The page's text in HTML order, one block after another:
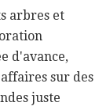
arbres et
d'avance,
sur des
juste